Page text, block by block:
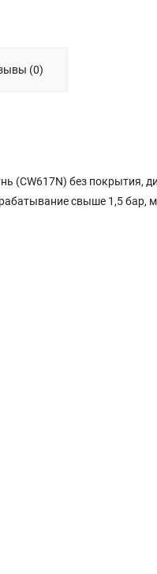
(0)
(CW617N) без покрытия,
свыше 1,5 бар,